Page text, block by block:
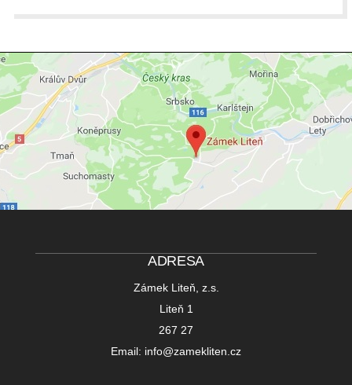
ADRESA
Zámek Liteň, z.s.
Liteň 1
267 27
Email: info@zamekliten.cz